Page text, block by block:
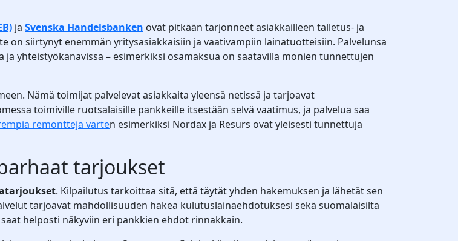
ja Svenska Handelsbanken ovat pitkään tarjonneet asiakkailleen talletus- ja
on siirtynyt enemmän yritysasiakkaisiin ja vaativampiin lainatuotteisiin. Palvelunsa
yhteistyökanavissa – esimerkiksi osamaksua on saatavilla monien tunnettujen
Nämä toimijat palvelevat asiakkaita yleensä netissä ja tarjoavat
toimiville ruotsalaisille pankkeille itsestään selvä vaatimus, ja palvelua saa
remontteja varten esimerkiksi Nordax ja Resurs ovat yleisesti tunnettuja
tarjoukset
. Kilpailutus tarkoittaa sitä, että täytät yhden hakemuksen ja lähetät sen
tarjoavat mahdollisuuden hakea kulutuslainaehdotuksesi sekä suomalaisilta
helposti näkyviin eri pankkien ehdot rinnakkain.